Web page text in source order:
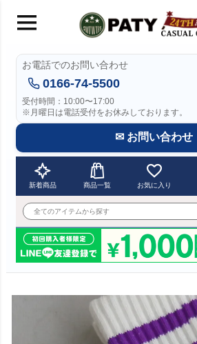
お電話でのお問い合わせ
0166-74-5500
受付時間：10:00〜17:00
※月曜日は電話受付をお休みしております。
✉ お問い合わせ
新着商品 商品一覧 お気に入り